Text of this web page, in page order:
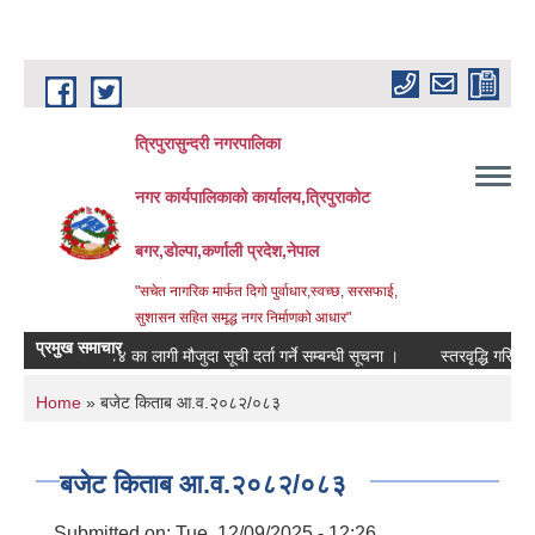
Skip to main content
त्रिपुरासुन्दरी नगरपालिका
नगर कार्यपालिकाको कार्यालय,त्रिपुराकोट
बगर,डोल्पा,कर्णाली प्रदेश,नेपाल
"सचेत नागरिक मार्फत दिगो पुर्वाधार,स्वच्छ, सरसफाई,
सुशासन सहित समृद्ध नगर निर्माणको आधार"
प्रमुख समाचार
का लागी मौजुदा सूची दर्ता गर्ने सम्बन्धी सूचना । स्तरवृद्धि गरिएको
You are here
Home » बजेट किताब आ.व.२०८२/०८३
बजेट किताब आ.व.२०८२/०८३